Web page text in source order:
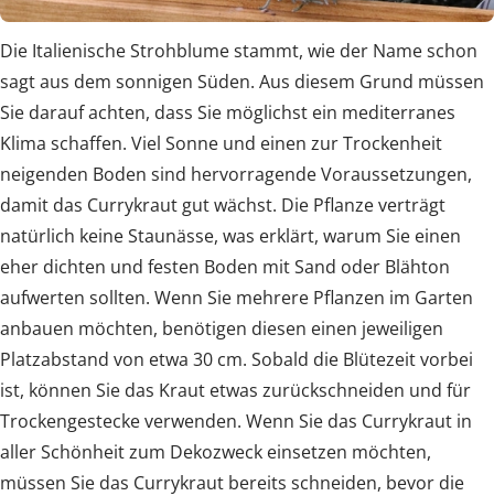
Die Italienische Strohblume stammt, wie der Name schon
sagt aus dem sonnigen Süden. Aus diesem Grund müssen
Sie darauf achten, dass Sie möglichst ein mediterranes
Klima schaffen. Viel Sonne und einen zur Trockenheit
neigenden Boden sind hervorragende Voraussetzungen,
damit das Currykraut gut wächst. Die Pflanze verträgt
natürlich keine Staunässe, was erklärt, warum Sie einen
eher dichten und festen Boden mit Sand oder Blähton
aufwerten sollten. Wenn Sie mehrere Pflanzen im Garten
anbauen möchten, benötigen diesen einen jeweiligen
Platzabstand von etwa 30 cm. Sobald die Blütezeit vorbei
ist, können Sie das Kraut etwas zurückschneiden und für
Trockengestecke verwenden. Wenn Sie das Currykraut in
aller Schönheit zum Dekozweck einsetzen möchten,
müssen Sie das Currykraut bereits schneiden, bevor die